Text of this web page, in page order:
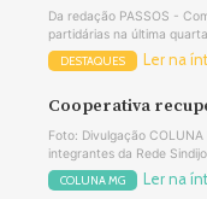
Da redação PASSOS -
partidárias na última
DESTAQUES Ler na
Cooperativa
Foto: Divulgação
integrantes da Rede
COLUNA MG Ler na